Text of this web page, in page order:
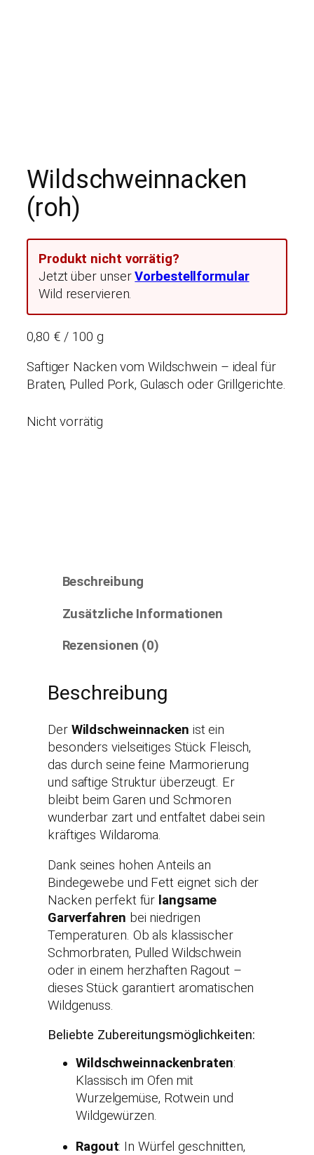
Wildschweinnacken
(roh)
Produkt nicht vorrätig?
Jetzt über unserVorbestellformular
Wild reservieren.
0,80 € / 100 g
Saftiger Nacken vom Wildschwein – ideal für
Braten, Pulled Pork, Gulasch oder Grillgerichte.
Nicht vorrätig
Beschreibung
Zusätzliche Informationen
Rezensionen (0)
Beschreibung
Der Wildschweinnacken ist ein
besonders vielseitiges Stück Fleisch,
das durch seine feine Marmorierung
und saftige Struktur überzeugt. Er
bleibt beim Garen und Schmoren
wunderbar zart und entfaltet dabei sein
kräftiges Wildaroma.
Dank seines hohen Anteils an
Bindegewebe und Fett eignet sich der
Nacken perfekt für langsame
Garverfahren bei niedrigen
Temperaturen. Ob als klassischer
Schmorbraten, Pulled Wildschwein
oder in einem herzhaften Ragout –
dieses Stück garantiert aromatischen
Wildgenuss.
Beliebte Zubereitungsmöglichkeiten:
Wildschweinnackenbraten:
Klassisch im Ofen mit
Wurzelgemüse, Rotwein und
Wildgewürzen.
Ragout: In Würfel geschnitten,